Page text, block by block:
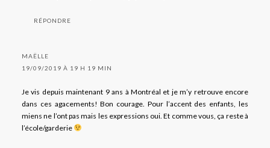
RÉPONDRE
MAËLLE
19/09/2019 À 19 H 19 MIN
Je vis depuis maintenant 9 ans à Montréal et je m’y retrouve encore
dans ces agacements! Bon courage. Pour l’accent des enfants, les
miens ne l’ont pas mais les expressions oui. Et comme vous, ça reste à
l’école/garderie